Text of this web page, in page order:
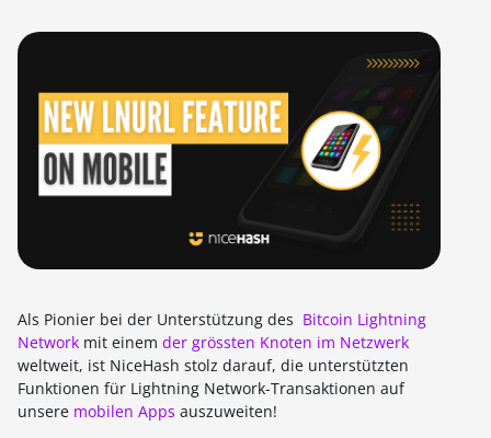
Als Pionier bei der Unterstützung des Bitcoin Lightning
Network mit einem der grössten Knoten im Netzwerk
weltweit, ist NiceHash stolz darauf, die unterstützten
Funktionen für Lightning Network-Transaktionen auf
unsere mobilen Apps auszuweiten!